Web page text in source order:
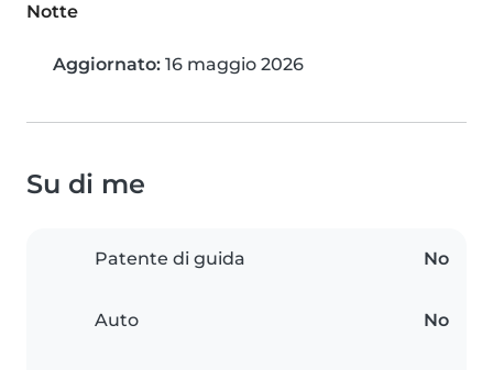
Notte
Aggiornato: 16 maggio 2026
Su di me
Patente di guida No
Auto No